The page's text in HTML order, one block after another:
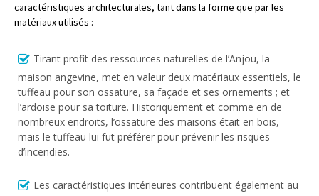
caractéristiques architecturales, tant dans la forme que par les
matériaux utilisés :
Tirant profit des ressources naturelles de l’Anjou, la
maison angevine, met en valeur deux matériaux essentiels, le
tuffeau pour son ossature, sa façade et ses ornements ; et
l’ardoise pour sa toiture. Historiquement et comme en de
nombreux endroits, l’ossature des maisons était en bois,
mais le tuffeau lui fut préférer pour prévenir les risques
d’incendies.
Les caractéristiques intérieures contribuent également au